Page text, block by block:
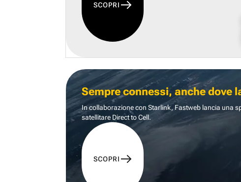
SCOPRI
Sempre connessi, anche dove
In collaborazione con Starlink, Fastweb lancia una
satellitare Direct to Cell.
SCOPRI